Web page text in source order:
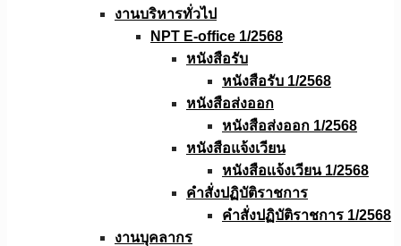
งานบริหารทั่วไป
NPT E-office 1/2568
หนังสือรับ
หนังสือรับ 1/2568
หนังสือส่งออก
หนังสือส่งออก 1/2568
หนังสือแจ้งเวียน
หนังสือเเจ้งเวียน 1/2568
คำสั่งปฏิบัติราชการ
คำสั่งปฏิบัติราชการ 1/2568
งานบุคลากร